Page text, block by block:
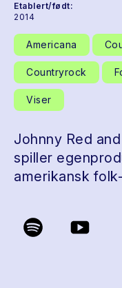
Etablert/født:
2014
Americana
Countryrock
Viser
Johnny Red
spiller
amerikansk